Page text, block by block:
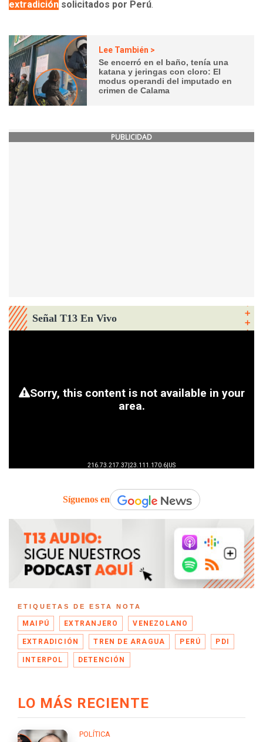
extradición solicitados por Perú
Lee También >
Se encerró en el baño, tenía una
katana y jeringas con cloro: El
modus operandi del imputado en
crimen de Calama
PUBLICIDAD
Señal T13 En Vivo
Síguenos en
ETIQUETAS DE ESTA NOTA
MAIPÚ EXTRANJERO VENEZOLANO
EXTRADICIÓN TREN DE ARAGUA PERÚ PDI
INTERPOL DETENCIÓN
LO MÁS RECIENTE
POLÍTICA